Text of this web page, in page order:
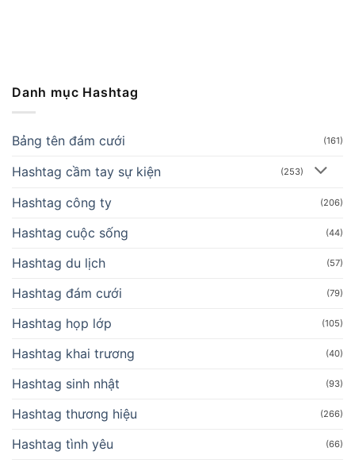
Danh mục Hashtag
Bảng tên đám cưới (161)
Hashtag cầm tay sự kiện (253)
Hashtag công ty (206)
Hashtag cuộc sống (44)
Hashtag du lịch (57)
Hashtag đám cưới (79)
Hashtag họp lớp (105)
Hashtag khai trương (40)
Hashtag sinh nhật (93)
Hashtag thương hiệu (266)
Hashtag tình yêu (66)